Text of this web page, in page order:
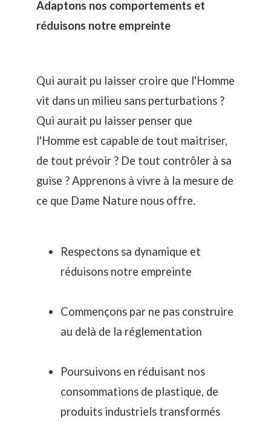
Adaptons nos comportements et
réduisons notre empreinte
Qui aurait pu laisser croire que l'Homme
vit dans un milieu sans perturbations ?
Qui aurait pu laisser penser que
l'Homme est capable de tout maitriser,
de tout prévoir ? De tout contrôler à sa
guise ? Apprenons à vivre à la mesure de
ce que Dame Nature nous offre.
Respectons sa dynamique et
réduisons notre empreinte
Commençons par ne pas construire
au delà de la réglementation
Poursuivons en réduisant nos
consommations de plastique, de
produits industriels transformés